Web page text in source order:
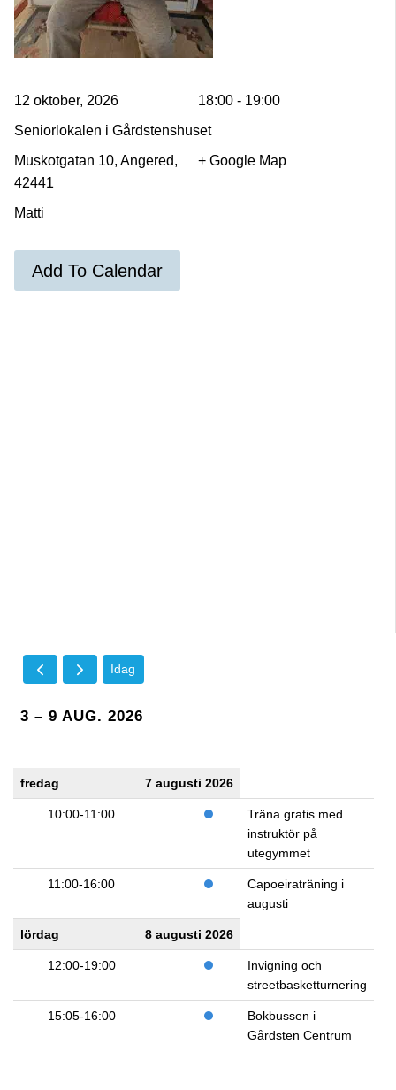
12 oktober, 2026
18:00 - 19:00
Seniorlokalen i Gårdstenshuset
Muskotgatan 10, Angered,
42441
+ Google Map
Matti
Add To Calendar
Idag
3 – 9 AUG. 2026
fredag 7 augusti 2026
10:00-11:00
Träna gratis med
instruktör på
utegymmet
11:00-16:00
Capoeiraträning i
augusti
lördag 8 augusti 2026
12:00-19:00
Invigning och
streetbasketturnering
15:05-16:00
Bokbussen i
Gårdsten Centrum